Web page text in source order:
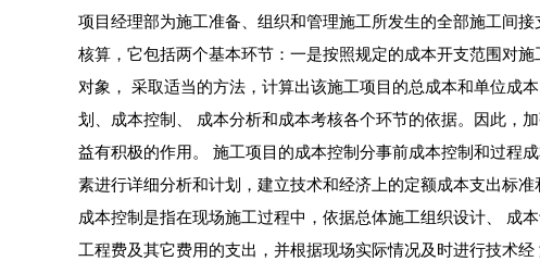
项目经理部为施工准备、组织和管理施工所发生的全部施工间
核算，它包括两个基本环节：一是按照规定的成本开支范围对
对象， 采取适当的方法，计算出该施工项目的总成本和单位成
划、成本控制、 成本分析和成本考核各个环节的依据。因此，
益有积极的作用。 施工项目的成本控制分事前成本控制和过程
素进行详细分析和计划，建立技术和经济上的定额成本支出标
成本控制是指在现场施工过程中，依据总体施工组织设计、 成
工程费及其它费用的支出，并根据现场实际情况及时进行技术